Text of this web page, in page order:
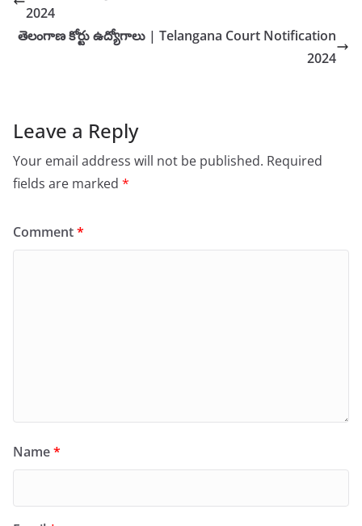
2024
తెలంగాణ కోర్టు ఉద్యోగాలు | Telangana Court Notification
2024
Leave a Reply
Your email address will not be published. Required
fields are marked *
Comment*
Name*